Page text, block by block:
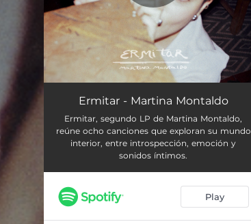
¿Qué vas a hacer? 03:29
Suave Brisa 05:15
Llanto amargo 04:31
Salir a caminar 03:33
Ermitar - Martina Montaldo
Ermitar, segundo LP de Martina Montaldo,
reúne ocho canciones que exploran su mundo
interior, entre introspección, emoción y
sonidos íntimos.
Play